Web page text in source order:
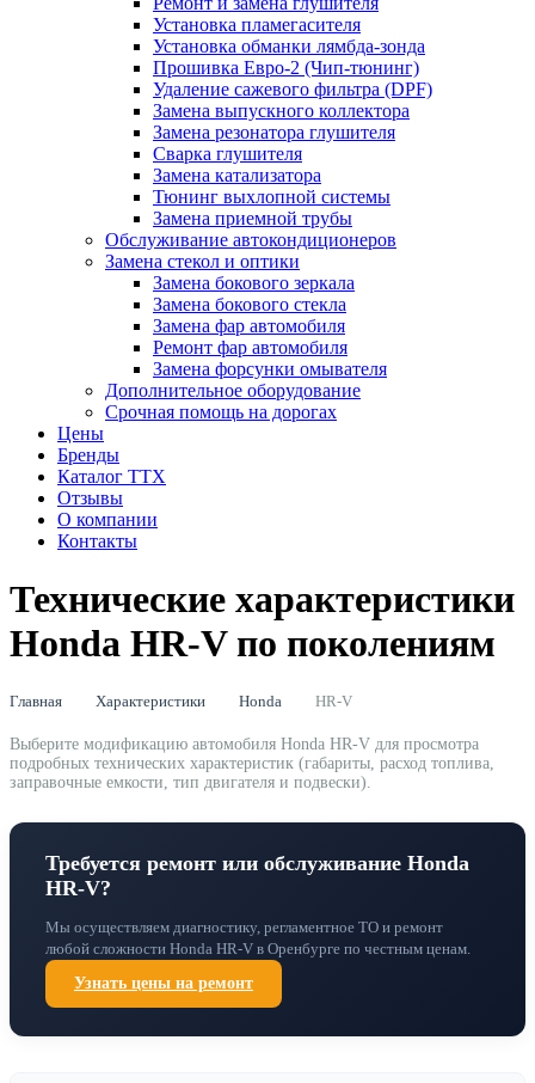
Установка пламегасителя
Установка обманки лямбда-зонда
Прошивка Евро-2 (Чип-тюнинг)
Удаление сажевого фильтра (DPF)
Замена выпускного коллектора
Замена резонатора глушителя
Сварка глушителя
Замена катализатора
Тюнинг выхлопной системы
Замена приемной трубы
Обслуживание автокондиционеров
Замена стекол и оптики
Замена бокового зеркала
Замена бокового стекла
Замена фар автомобиля
Ремонт фар автомобиля
Замена форсунки омывателя
Дополнительное оборудование
Срочная помощь на дорогах
Цены
Бренды
Каталог ТТХ
Отзывы
О компании
Контакты
Технические характеристики
Honda HR-V по поколениям
Главная Характеристики Honda HR-V
Выберите модификацию автомобиля Honda HR-V для просмотра
подробных технических характеристик (габариты, расход топлива,
заправочные емкости, тип двигателя и подвески).
Требуется ремонт или обслуживание Honda
HR-V?
Мы осуществляем диагностику, регламентное ТО и ремонт
любой сложности Honda HR-V в Оренбурге по честным ценам.
Узнать цены на ремонт